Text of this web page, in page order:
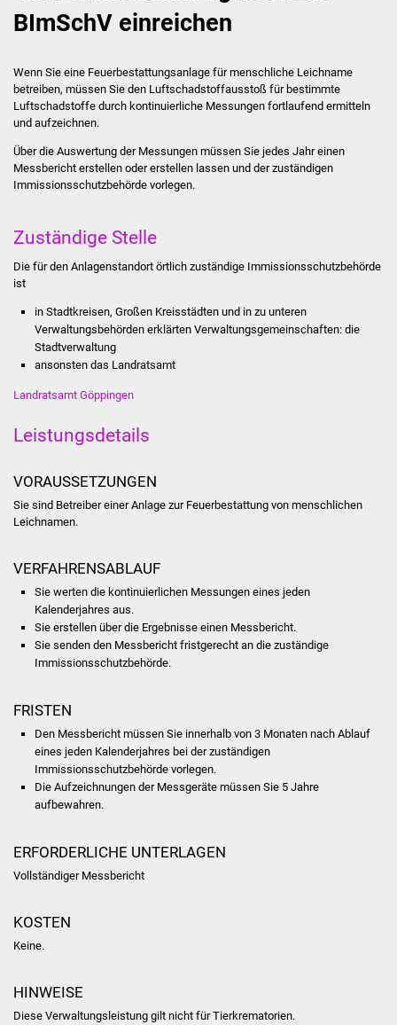
Veröffentlichungen
FNP / Bebauungspläne
Partnerstädte
Bürger & Service
Lebenslagen
Formulare
BImSchV einreichen
Wenn Sie eine Feuerbestattungsanlage für menschliche Leichname
betreiben, müssen Sie den Luftschadstoffausstoß für bestimmte
Luftschadstoffe durch kontinuierliche Messungen fortlaufend ermitteln
und aufzeichnen.
Über die Auswertung der Messungen müssen Sie jedes Jahr einen
Messbericht erstellen oder erstellen lassen und der zuständigen
Immissionsschutzbehörde vorlegen.
Zuständige Stelle
Die für den Anlagenstandort örtlich zuständige Immissionsschutzbehörde
ist
in Stadtkreisen, Großen Kreisstädten und in zu unteren
Verwaltungsbehörden erklärten Verwaltungsgemeinschaften: die
Stadtverwaltung
ansonsten das Landratsamt
Landratsamt Göppingen
Leistungsdetails
VORAUSSETZUNGEN
Sie sind Betreiber einer Anlage zur Feuerbestattung von menschlichen
Leichnamen.
VERFAHRENSABLAUF
Sie werten die kontinuierlichen Messungen eines jeden
Kalenderjahres aus.
Sie erstellen über die Ergebnisse einen Messbericht.
Sie senden den Messbericht fristgerecht an die zuständige
Immissionsschutzbehörde.
FRISTEN
Den Messbericht müssen Sie innerhalb von 3 Monaten nach Ablauf
eines jeden Kalenderjahres bei der zuständigen
Immissionsschutzbehörde vorlegen.
Die Aufzeichnungen der Messgeräte müssen Sie 5 Jahre
aufbewahren.
ERFORDERLICHE UNTERLAGEN
Vollständiger Messbericht
KOSTEN
Keine.
HINWEISE
Diese Verwaltungsleistung gilt nicht für Tierkrematorien.